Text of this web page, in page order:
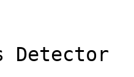
Detector